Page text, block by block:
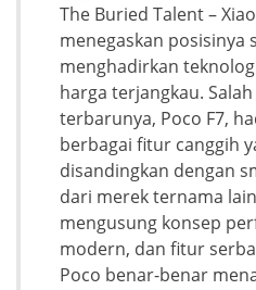
The Buried Talent –
menegaskan posisinya
menghadirkan
harga terjangkau.
terbarunya, Poco F7,
berbagai fitur canggih
disandingkan dengan
dari merek ternama
mengusung konsep
modern, dan fitur
Poco benar-benar